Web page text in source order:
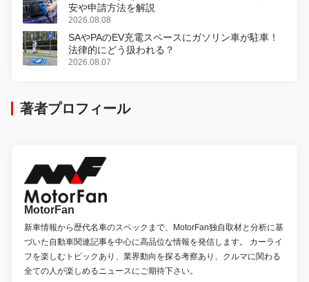
安や申請方法を解説
2026.08.08
SAやPAのEV充電スペースにガソリン車が駐車！
法律的にどう扱われる？
2026.08.07
著者プロフィール
MotorFan
新車情報から歴代名車のスペックまで、MotorFan独自取材と分析に基
づいた自動車関連記事を中心に高品位な情報を発信します。 カーライ
フを楽しむトピックあり、業界動向を探る考察あり、クルマに関わる
全ての人が楽しめるニュースにご期待下さい。